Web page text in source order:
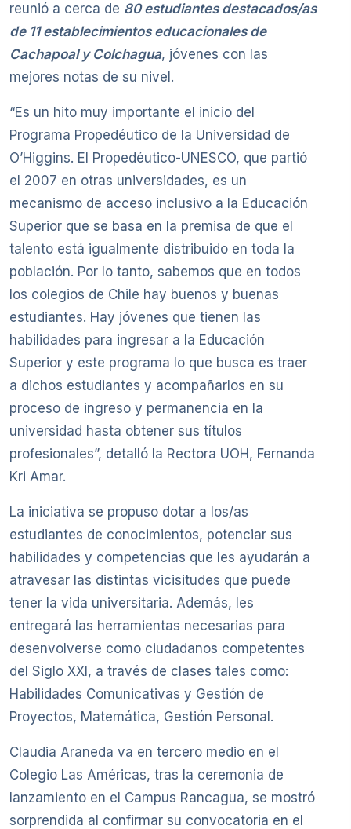
reunió a cerca de 80 estudiantes destacados/as
de 11 establecimientos educacionales de
Cachapoal y Colchagua, jóvenes con las
mejores notas de su nivel.
“Es un hito muy importante el inicio del
Programa Propedéutico de la Universidad de
O’Higgins. El Propedéutico-UNESCO, que partió
el 2007 en otras universidades, es un
mecanismo de acceso inclusivo a la Educación
Superior que se basa en la premisa de que el
talento está igualmente distribuido en toda la
población. Por lo tanto, sabemos que en todos
los colegios de Chile hay buenos y buenas
estudiantes. Hay jóvenes que tienen las
habilidades para ingresar a la Educación
Superior y este programa lo que busca es traer
a dichos estudiantes y acompañarlos en su
proceso de ingreso y permanencia en la
universidad hasta obtener sus títulos
profesionales”, detalló la Rectora UOH, Fernanda
Kri Amar.
La iniciativa se propuso dotar a los/as
estudiantes de conocimientos, potenciar sus
habilidades y competencias que les ayudarán a
atravesar las distintas vicisitudes que puede
tener la vida universitaria. Además, les
entregará las herramientas necesarias para
desenvolverse como ciudadanos competentes
del Siglo XXI, a través de clases tales como:
Habilidades Comunicativas y Gestión de
Proyectos, Matemática, Gestión Personal.
Claudia Araneda va en tercero medio en el
Colegio Las Américas, tras la ceremonia de
lanzamiento en el Campus Rancagua, se mostró
sorprendida al confirmar su convocatoria en el